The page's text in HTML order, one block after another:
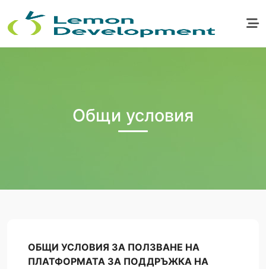
Общи условия
ОБЩИ УСЛОВИЯ ЗА ПОЛЗВАНЕ НА
ПЛАТФОРМАТА ЗА ПОДДРЪЖКА НА